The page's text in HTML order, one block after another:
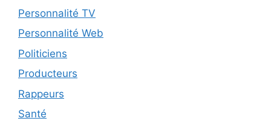
Personnalité TV
Personnalité Web
Politiciens
Producteurs
Rappeurs
Santé